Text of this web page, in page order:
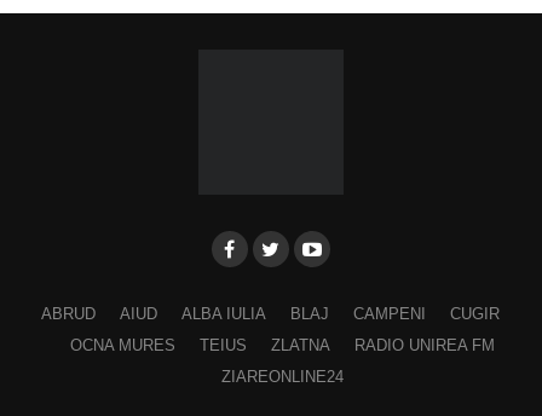
ABRUD AIUD ALBA IULIA BLAJ CAMPENI
CUGIR
OCNA MURES
TEIUS ZLATNA
RADIO UNIREA FM
ZIAREONLINE24